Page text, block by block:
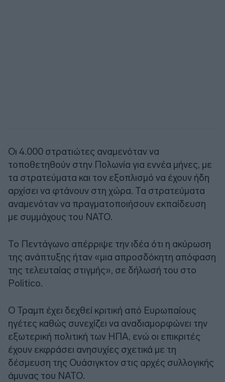
Οι 4.000 στρατιώτες αναμενόταν να
τοποθετηθούν στην Πολωνία για εννέα μήνες, με
τα στρατεύματα και τον εξοπλισμό να έχουν ήδη
αρχίσει να φτάνουν στη χώρα. Τα στρατεύματα
αναμενόταν να πραγματοποιήσουν εκπαίδευση
με συμμάχους του ΝΑΤΟ.
Το Πεντάγωνο απέρριψε την ιδέα ότι η ακύρωση
της ανάπτυξης ήταν «μια απροσδόκητη απόφαση
της τελευταίας στιγμής», σε δήλωσή του στο
Politico.
Ο Τραμπ έχει δεχθεί κριτική από Ευρωπαίους
ηγέτες καθώς συνεχίζει να αναδιαμορφώνει την
εξωτερική πολιτική των ΗΠΑ, ενώ οι επικριτές
έχουν εκφράσει ανησυχίες σχετικά με τη
δέσμευση της Ουάσιγκτον στις αρχές συλλογικής
άμυνας του ΝΑΤΟ.